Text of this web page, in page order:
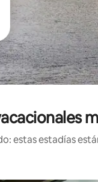
estas estadías